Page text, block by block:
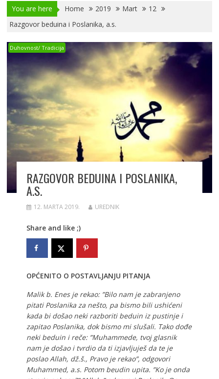
You are here Home 2019 Mart
12
Razgovor beduina i Poslanika, a.s.
Duhovnost/ Tradicija
RAZGOVOR BEDUINA I POSLANIKA,
A.S.
12. MARTA 2019. UREDNIK
Share and like ;)
OPĆENITO O POSTAVLJANJU PITANJA
Malik b. Enes je rekao: ”Bilo nam je zabranjeno
pitati Poslanika za nešto, pa bismo bili ushićeni
kada bi došao neki razboriti beduin iz pustinje i
zapitao Poslanika, dok bismo mi slušali. Tako dođe
neki beduin i reče: ”Muhammede, tvoj glasnik
nam je došao i tvrdio da ti izjavljuješ da te je
poslao Allah, dž.š., Pravo je rekao”, odgovori
Muhammed, a.s. Potom beudin upita. ”Ko je onda